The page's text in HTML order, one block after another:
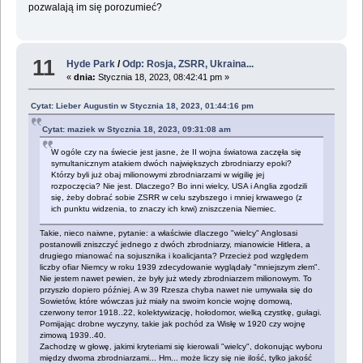
pozwalają im się porozumieć?
11 Hyde Park /Odp: Rosja, ZSRR, Ukraina...
«dnia: Stycznia 18, 2023, 08:42:41 pm »
Cytat: Lieber Augustin w Stycznia 18, 2023, 01:44:16 pm
Cytat: maziek w Stycznia 18, 2023, 09:31:08 am
W ogóle czy na świecie jest jasne, że II wojna światowa zaczęła się
symultanicznym atakiem dwóch największych zbrodniarzy epoki?
Którzy byli już obaj milionowymi zbrodniarzami w wigilię jej
rozpoczęcia? Nie jest. Dlaczego? Bo inni wielcy, USA i Anglia zgodzili
się, żeby dobrać sobie ZSRR w celu szybszego i mniej krwawego (z
ich punktu widzenia, to znaczy ich krwi) zniszczenia Niemiec.
Takie, nieco naiwne, pytanie: a właściwie dlaczego "wielcy" Anglosasi
postanowili zniszczyć jednego z dwóch zbrodniarzy, mianowicie Hitlera, a
drugiego mianować na sojusznika i koalicjanta? Przecież pod względem
liczby ofiar Niemcy w roku 1939 zdecydowanie wyglądały "mniejszym złem".
Nie jestem nawet pewien, że były już wtedy zbrodniarzem milionowym. To
przyszło dopiero później. A w 39 Rzesza chyba nawet nie umywała się do
Sowietów, które wówczas już miały na swoim koncie wojnę domową,
czerwony terror 1918..22, kolektywizację, hołodomor, wielką czystkę, gułagi.
Pomijając drobne wyczyny, takie jak pochód za Wisłę w 1920 czy wojnę
zimową 1939..40.
Zachodzę w głowę, jakimi kryteriami się kierowali "wielcy", dokonując wyboru
między dwoma zbrodniarzami... Hm... może liczy się nie ilość, tylko jakość